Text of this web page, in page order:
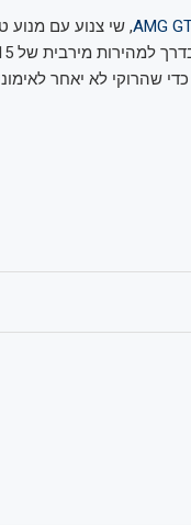
AMG
בנפח 4,000 סמ"ק ו-639 כ"ס, שמאיצה
מה לא עושים כדי שהרוקי לא יאחר